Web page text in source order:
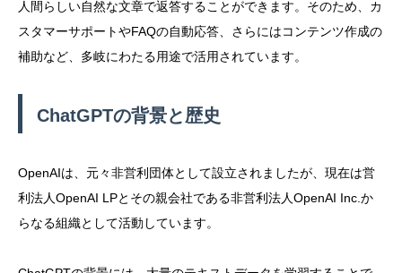
人間らしい自然な文章で返答することができます。そのため、カ
スタマーサポートやFAQの自動応答、さらにはコンテンツ作成の
補助など、多岐にわたる用途で活用されています。
ChatGPTの背景と歴史
OpenAIは、元々非営利団体として設立されましたが、現在は営
利法人OpenAI LPとその親会社である非営利法人OpenAI Inc.か
らなる組織として活動しています。